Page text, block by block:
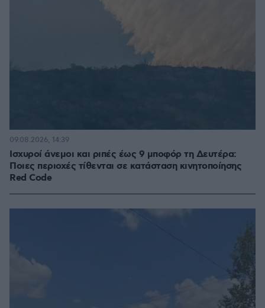
Ισχυροί άνεμοι και ριπές έως 9 μποφόρ τη Δευτέρα:
Ποιες περιοχές τίθενται σε κατάσταση κινητοποίησης
Red Code
09.08.2026, 14:39